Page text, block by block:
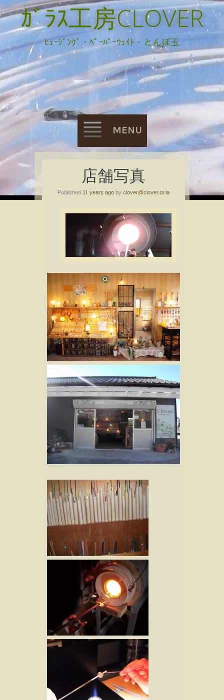
ｶﾞﾗｽ工房CLOVER
ﾋｭｰｼﾞﾝｸﾞ・ﾍﾟｰﾊﾟｰｳｪｲﾄ・とんぼ玉
MENU
Skip
to
店舗写真
Published 11 years ago by clover@clover.or.la